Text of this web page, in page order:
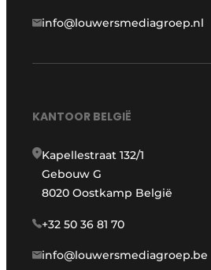
info@louwersmediagroep.nl
KANTOOR BELGIË
Kapellestraat 132/1
Gebouw G
8020 Oostkamp België
+32 50 36 81 70
info@louwersmediagroep.be